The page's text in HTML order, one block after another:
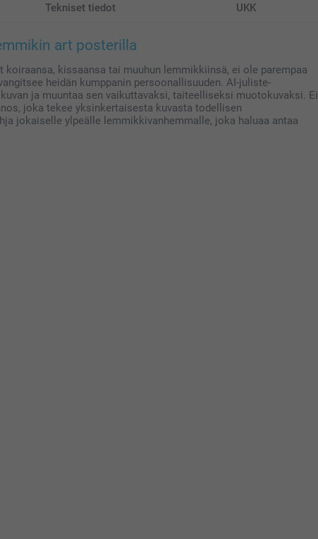
Tekniset tiedot UKK
art posterilla
koiraansa, kissaansa tai muuhun lemmikkiinsä, ei ole parempaa
heidän kumppanin persoonallisuuden. AI-juliste-
ja muuntaa sen vaikuttavaksi, taiteelliseksi muotokuvaksi. Ei
joka tekee yksinkertaisesta kuvasta todellisen
jokaiselle ylpeälle lemmikkivanhemmalle, joka haluaa antaa